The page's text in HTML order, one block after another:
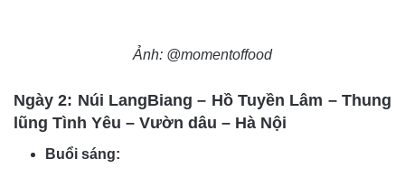
Ảnh: @momentoffood
Ngày 2: Núi LangBiang – Hồ Tuyền Lâm – Thung
lũng Tình Yêu – Vườn dâu – Hà Nội
Buổi sáng: